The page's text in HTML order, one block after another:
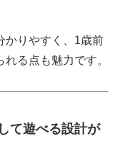
かりやすく、1歳前
る点も魅力です。
て遊べる設計が